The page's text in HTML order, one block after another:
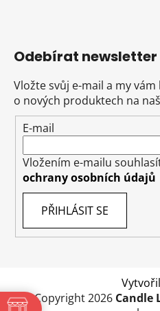
Odebírat newsletter
Vložte svůj e-mail a my
o nových produktech na
E-mail
Vložením e-mailu
ochrany osobních údajů
PŘIHLÁSIT SE
Copyright 2026 Candle